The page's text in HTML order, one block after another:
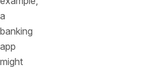
a
banking
app
might